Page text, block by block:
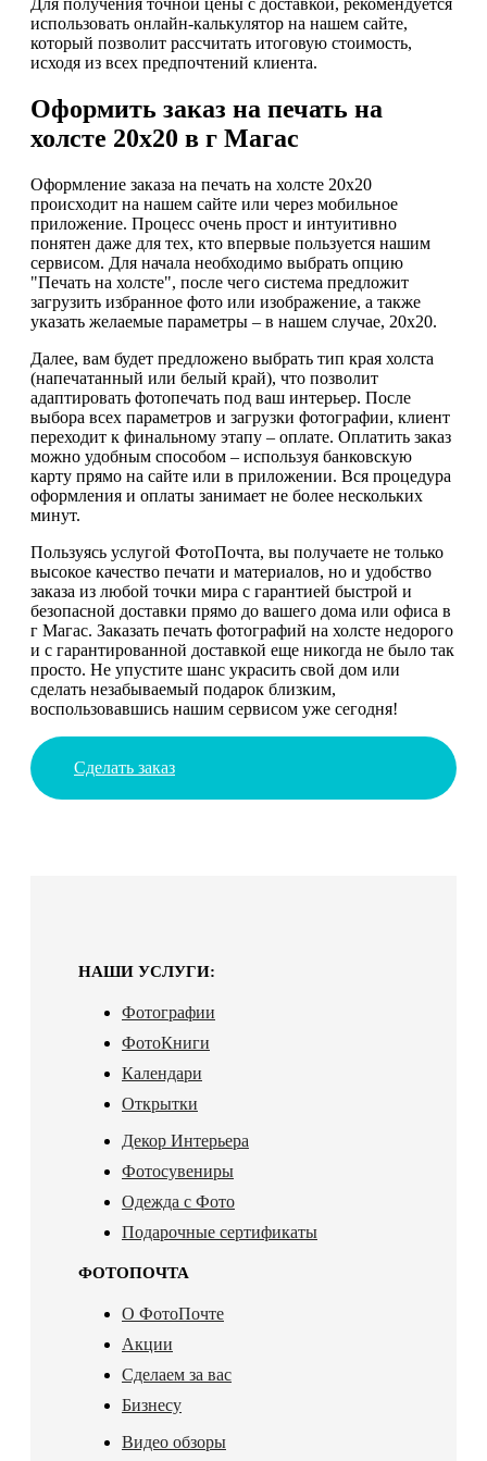
Для получения точной цены с доставкой, рекомендуется
использовать онлайн-калькулятор на нашем сайте,
который позволит рассчитать итоговую стоимость,
исходя из всех предпочтений клиента.
Оформить заказ на печать на
холсте 20х20 в г Магас
Оформление заказа на печать на холсте 20х20
происходит на нашем сайте или через мобильное
приложение. Процесс очень прост и интуитивно
понятен даже для тех, кто впервые пользуется нашим
сервисом. Для начала необходимо выбрать опцию
"Печать на холсте", после чего система предложит
загрузить избранное фото или изображение, а также
указать желаемые параметры – в нашем случае, 20х20.
Далее, вам будет предложено выбрать тип края холста
(напечатанный или белый край), что позволит
адаптировать фотопечать под ваш интерьер. После
выбора всех параметров и загрузки фотографии, клиент
переходит к финальному этапу – оплате. Оплатить заказ
можно удобным способом – используя банковскую
карту прямо на сайте или в приложении. Вся процедура
оформления и оплаты занимает не более нескольких
минут.
Пользуясь услугой ФотоПочта, вы получаете не только
высокое качество печати и материалов, но и удобство
заказа из любой точки мира с гарантией быстрой и
безопасной доставки прямо до вашего дома или офиса в
г Магас. Заказать печать фотографий на холсте недорого
и с гарантированной доставкой еще никогда не было так
просто. Не упустите шанс украсить свой дом или
сделать незабываемый подарок близким,
воспользовавшись нашим сервисом уже сегодня!
Сделать заказ
НАШИ УСЛУГИ:
Фотографии
ФотоКниги
Календари
Открытки
Декор Интерьера
Фотосувениры
Одежда с Фото
Подарочные сертификаты
ФОТОПОЧТА
О ФотоПочте
Акции
Сделаем за вас
Бизнесу
Видео обзоры